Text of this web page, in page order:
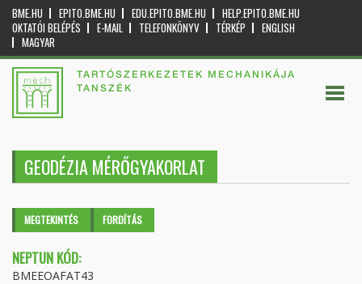
BME.HU EPITO.BME.HU EDU.EPITO.BME.HU
HELP.EPITO.BME.HU
OKTATÓI BELÉPÉS
E-MAIL TELEFONKÖNYV TÉRKÉP
ENGLISH
MAGYAR
TARTÓSZERKEZETEK MECHANIKÁJA
TANSZÉK
GEODÉZIA MÉRŐGYAKORLAT
Elsődleges fülek
MEGTEKINTÉS (AKTÍVFORDÍTÁS
NEPTUN KÓD:
BMEEOAFAT43